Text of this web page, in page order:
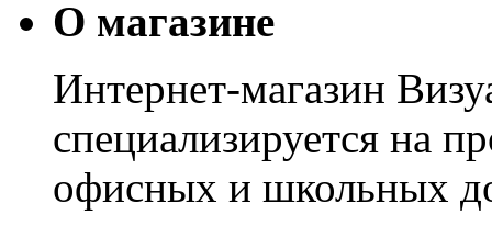
О магазине
Интернет-магазин
специализируется на
офисных и школьных